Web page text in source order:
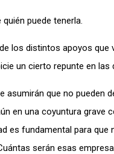
puede tenerla.
los distintos apoyos
un cierto repunte en las
asumirán que no pueden
en una coyuntura grave
es fundamental para
serán esas